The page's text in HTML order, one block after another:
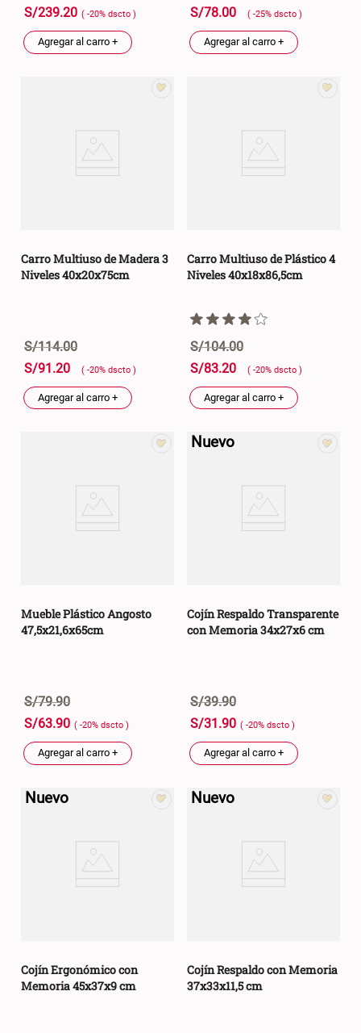
S/239.20 ( -20% dscto )
Agregar al carro +
S/78.00 ( -25% dscto )
Agregar al carro +
Carro Multiuso de Madera 3
Niveles 40x20x75cm
S/114.00
S/91.20 ( -20% dscto )
Agregar al carro +
Carro Multiuso de Plástico 4
Niveles 40x18x86,5cm
S/104.00
S/83.20 ( -20% dscto )
Agregar al carro +
Mueble Plástico Angosto
47,5x21,6x65cm
S/79.90
S/63.90 ( -20% dscto )
Agregar al carro +
Nuevo
Cojín Respaldo Transparente
con Memoria 34x27x6 cm
S/39.90
S/31 .90 ( -20% dscto )
Agregar al carro +
Nuevo
Cojín Ergonómico con
Memoria 45x37x9 cm
Nuevo
Cojín Respaldo con Memoria
37x33x11,5 cm